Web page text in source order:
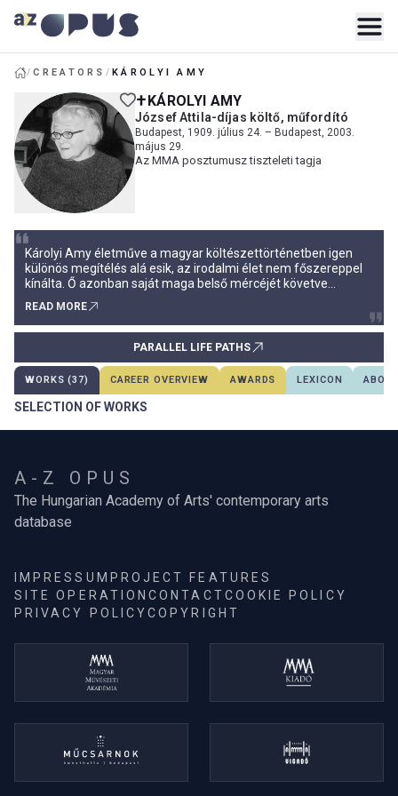
/CREATORS /KÁROLYI AMY
KÁROLYI AMY
József Attila-díjas költő, műfordító
Budapest, 1909. július 24. – Budapest, 2003.
május 29.
Az MMA posztumusz tiszteleti tagja
Károlyi Amy életműve a magyar költészettörténetben igen
különös megítélés alá esik, az irodalmi élet nem főszereppel
kínálta. Ő azonban saját maga belső mércéjét követve
eredményezte azt, hogy túl tudott nőni azon a szerepkörön,
melyet jósoltak neki. Tandori Dezső 60-as évekbeli
READ MORE
PARALLEL LIFE PATHS
WORKS (37) CAREER OVERVIEW AWARDS LEXICON
SELECTION OF WORKS
A-Z OPUS
The Hungarian Academy of Arts' contemporary arts
database
IMPRESSUM PROJECT FEATURES
SITE OPERATIONCONTACTCOOKIE POLICY
PRIVACY POLICYCOPYRIGHT